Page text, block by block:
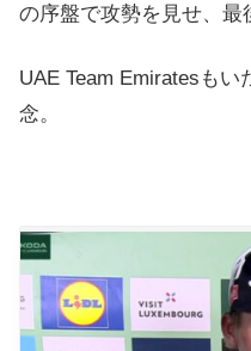
の序盤で攻勢を見せ、最
UAE Team Emiratesも
念。